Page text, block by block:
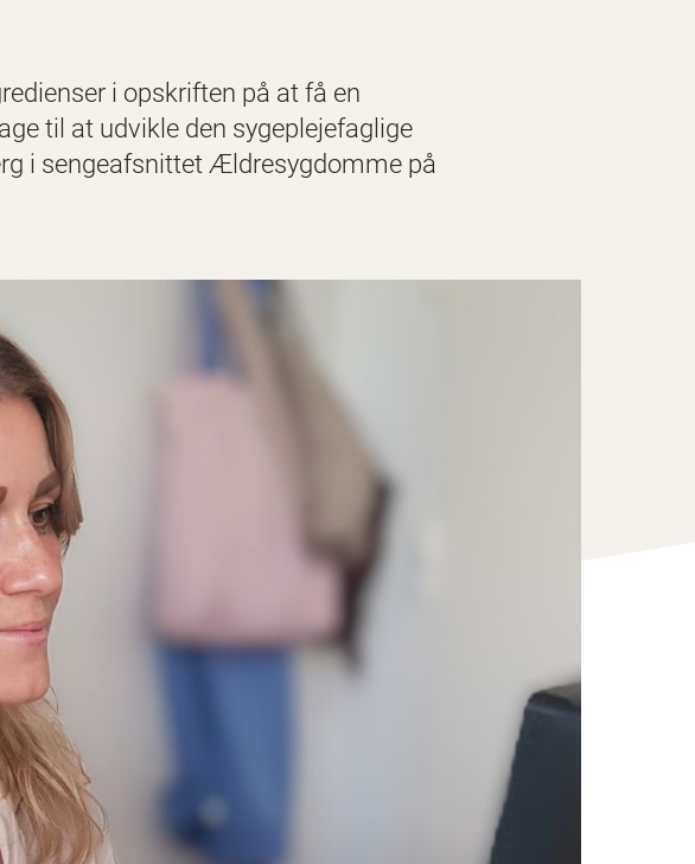
i opskriften på at få en
til at udvikle den sygeplejefaglige
i sengeafsnittet Ældresygdomme på